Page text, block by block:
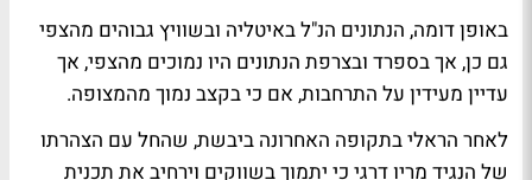
באופן דומה, הנתונים הנ"ל באיטליה ובשוויץ גבוהים מהצפי
גם כן, אך בספרד ובצרפת הנתונים היו נמוכים מהצפי, אך
עדיין מעידין על התרחבות, אם כי בקצב נמוך מהמצופה.
לאחר הראלי בתקופה האחרונה ביבשת, שהחל עם הצהרתו
של הנגיד מריו דרגי כי יתמוך בשווקים וירחיב את תכנית